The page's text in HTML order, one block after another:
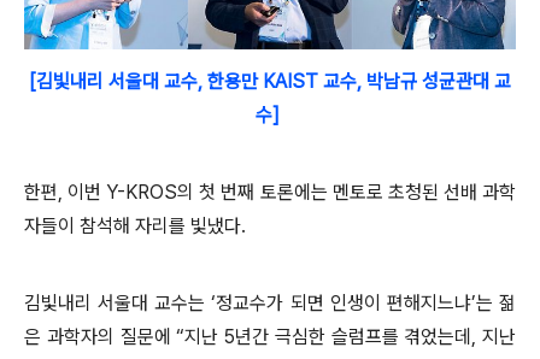
[김빛내리 서울대 교수, 한용만 KAIST 교수, 박남규 성균관대 교
수]
한편, 이번 Y-KROS의 첫 번째 토론에는 멘토로 초청된 선배 과학
자들이 참석해 자리를 빛냈다.
김빛내리 서울대 교수는 ‘정교수가 되면 인생이 편해지느냐’는 젊
은 과학자의 질문에 “지난 5년간 극심한 슬럼프를 겪었는데, 지난